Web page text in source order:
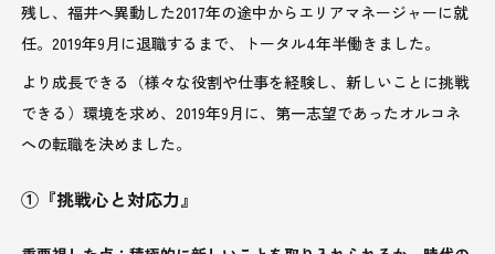
残し、福井へ異動した2017年の途中からエリアマネージャーに就
任。2019年9月に退職するまで、トータル4年半働きました。
より成長できる（様々な役割や仕事を経験し、新しいことに挑戦
できる）環境を求め、2019年9月に、第一志望であったオルコネ
への転職を決めました。
①『挑戦心と対応力』